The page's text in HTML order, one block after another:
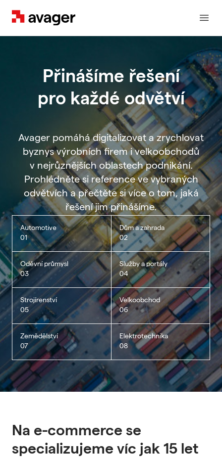
Avager
Přinášíme řešení
pro každé odvětví
Avager pomáhá digitalizovat a zrychlovat
byznys výrobních firem i velkoobchodů
v nejrůznějších oblastech podnikání.
Prohlédněte si reference ve vybraných
odvětvích a přečtěte si více o tom, jaká
řešení jim přinášíme.
Automotive
01
Dům a zahrada
02
Oděvní průmysl
03
Služby a portály
04
Strojírenství
05
Velkoobchod
06
Zemědělství
07
Elektrotechnika
08
Na e-commerce se
specializujeme víc jak 15 let